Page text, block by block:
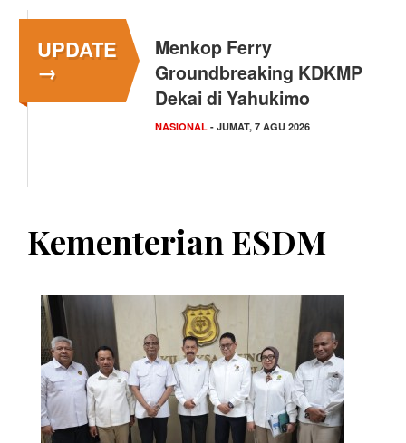
UPDATE
→
Menkop Ferry
Groundbreaking KDKMP
Dekai di Yahukimo
NASIONAL - JUMAT, 7 AGU 2026
Kementerian ESDM